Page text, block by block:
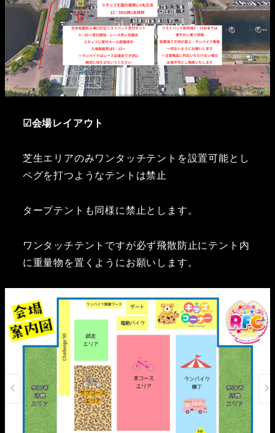
☑会場レイアウト
芝生エリアのみワンタッチテントを設置可能とし
ペグを打つようなテントは禁止
タープテントも同様に禁止とします。
ワンタッチテントですが必ず飛散防止にテント内
に重量物を置くようにお願いします。